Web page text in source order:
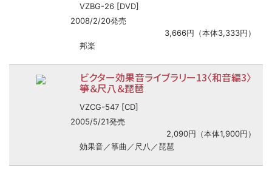
VZBG-26 [DVD]
2008/2/20発売
3,666円（本体3,333円）
邦楽
ビクター効果音ライブラリー13〈和音編3〉
箏＆尺八＆琵琶
VZCG-547 [CD]
2005/5/21発売
2,090円（本体1,900円）
効果音／箏曲／尺八／琵琶